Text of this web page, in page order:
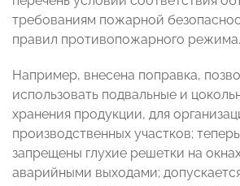
требованиям пожарной
правил противопожарного режима.
Например, внесена поправка,
использовать подвальные и
хранения продукции, для
производственных участков;
запрещены глухие решетки на
аварийными выходами;